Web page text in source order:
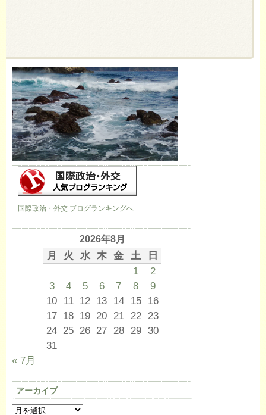
国際政治・外交 ブログランキングへ
2026年8月
月 火 水 木 金 土
日
1
2
3
4 5 6 7 8
9
10 11 12 13 14 15
16
17 18 19 20 21 22
23
24 25 26 27 28 29 30
31
« 7月
アーカイブ